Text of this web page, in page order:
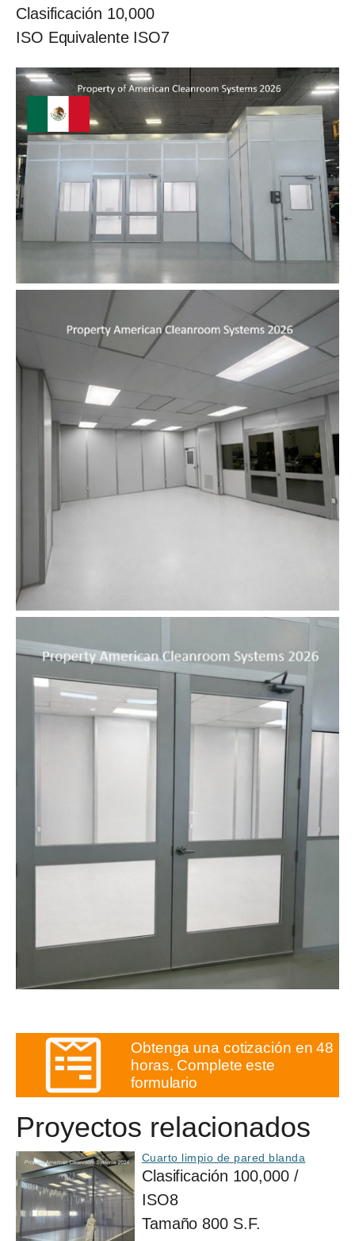
Clasificación 10,000
ISO EquivalenteISO7
Obtenga una cotización en 48
horas. Complete este
formulario
Proyectos relacionados
Cuarto limpio de pared blanda
Clasificación 100,000 /
ISO8
Tamaño 800 S.F.